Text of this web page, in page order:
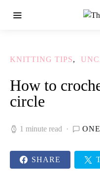
KNITTING TIPS
How to
circle
1 minute read
SHARE